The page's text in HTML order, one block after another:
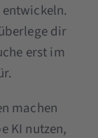
dir
erst im
machen
KI nutzen,